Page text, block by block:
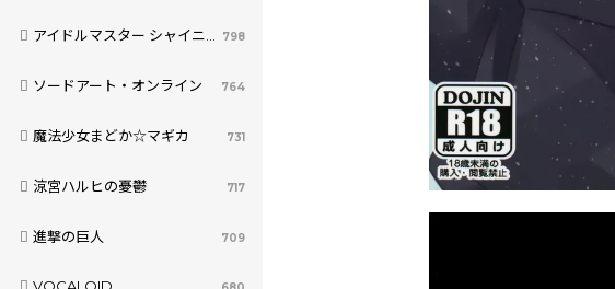
アイドルマスター シャイニーカラーズ 798
ソードアート・オンライン 764
魔法少女まどか☆マギカ 731
涼宮ハルヒの憂鬱 717
進撃の巨人 709